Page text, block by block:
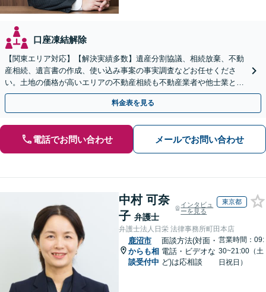
口座凍結解除
【関東エリア対応】【解決実績多数】遺産分割協議、相続放棄、不動
産相続、遺言書の作成、使い込み事案の事実調査などお任せくださ
い。土地の価格が高いエリアの不動産相続も不動産業者や他士業と連
携し、適切かつ円滑に対応します【初回相談無料】
料金表を見る
電話でお問い合わせ メールでお問い合わせ
中村 可奈
子 弁護士
インタビュ
ーを見る
東京都
弁護士法人日栄 法律事務所町田本店
鹿沼市
からも相
談受付中
面談方法(対面・
電話・ビデオな
ど)は応相談
営業時間：09:
30~21:00（土
日祝日）